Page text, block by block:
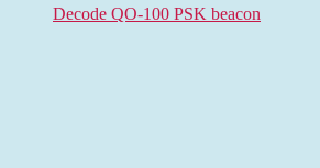
Decode QO-100 PSK beacon